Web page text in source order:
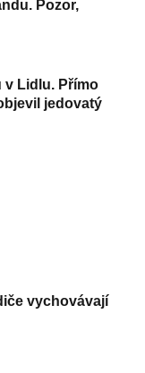
Pozor,
v Lidlu. Přímo
jedovatý
vychovávají